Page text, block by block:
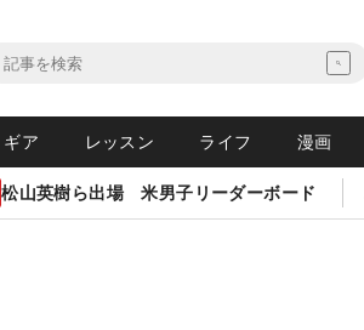
ギア レッスン ライフ 漫画
松山英樹ら出場 米男子リーダーボード